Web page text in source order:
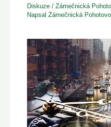
Diskuze /Zámečnická
NapsalZámečnická